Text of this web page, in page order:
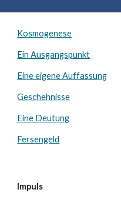
Kosmogenese
Ein Ausgangspunkt
Eine eigene Auffassung
Geschehnisse
Eine Deutung
Fersengeld
Impuls